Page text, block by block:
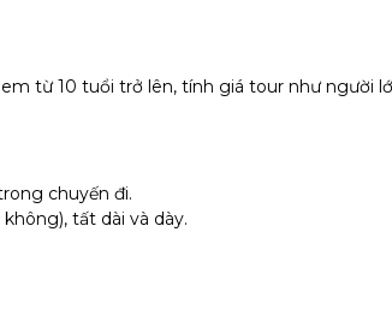
từ 10 tuổi trở lên, tính giá tour như người
chuyến đi.
tất dài và dày.